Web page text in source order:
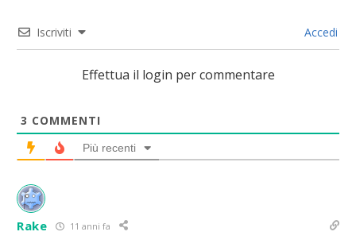
Iscriviti Accedi
Effettua il login per commentare
3 COMMENTI
Più recenti
Rake 11 anni fa